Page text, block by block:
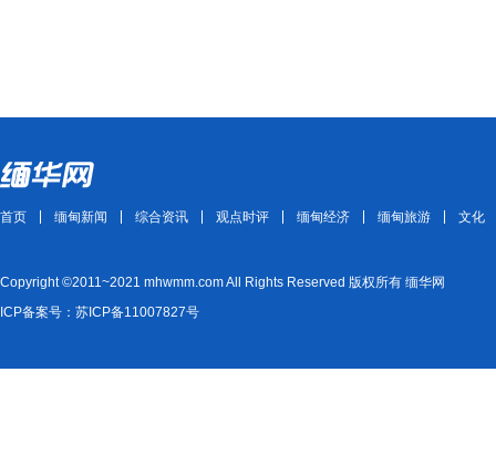
首页 缅甸新闻 综合资讯 观点时评 缅甸经济 缅甸旅游 文化
Copyright ©2011~2021 mhwmm.com All Rights Reserved 版权所有 缅华网
ICP备案号：苏ICP备11007827号